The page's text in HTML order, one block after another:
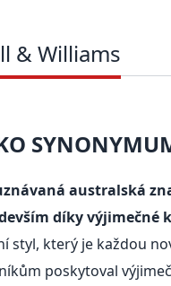
& Williams
australská
díky výjimečné
styl, který je každou
poskytoval